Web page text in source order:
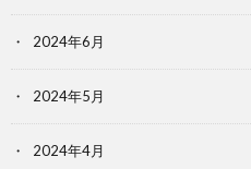
2024年6月
2024年5月
2024年4月